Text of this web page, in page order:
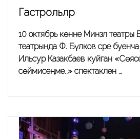
Гастрольләр
10 октябрь көнне Минзәлә театры
театрында Ф. Бүләков әсәре
Ильсур Казакбаев куйган
сөймисеңме..» спектаклен …